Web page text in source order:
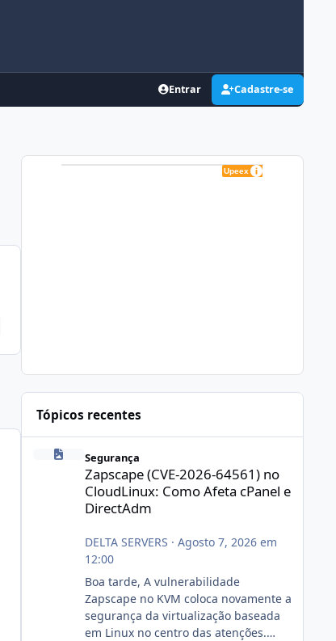
Entrar Cadastre-se
Tópicos recentes
Zapscape (CVE-2026-64561) no CloudLinux: Como Afeta
Segurança
Zapscape (CVE-2026-64561) no
CloudLinux: Como Afeta cPanel e
DirectAdm
DELTA SERVERS · Agosto 7, 2026 em
12:00
Boa tarde, A vulnerabilidade
Zapscape no KVM coloca novamente a
segurança da virtualização baseada
em Linux no centro das atenções.